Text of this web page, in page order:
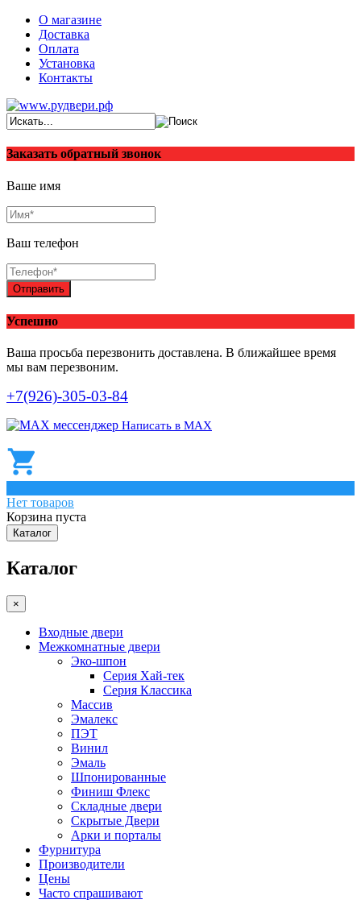
О магазине
Доставка
Оплата
Установка
Контакты
Заказать обратный звонок
Ваше имя
Ваш телефон
Отправить
Успешно
Ваша просьба перезвонить доставлена. В ближайшее время
мы вам перезвоним.
+7(926)-305-03-84
Написать в МАХ
Нет товаров
Корзина пуста
Каталог
Каталог
×
Входные двери
Межкомнатные двери
Эко-шпон
Серия Хай-тек
Серия Классика
Массив
Эмалекс
ПЭТ
Винил
Эмаль
Шпонированные
Финиш Флекс
Складные двери
Скрытые Двери
Арки и порталы
Фурнитура
Производители
Цены
Часто спрашивают